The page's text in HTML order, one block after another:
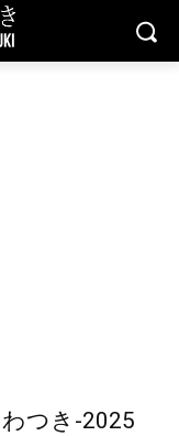
つき-2025